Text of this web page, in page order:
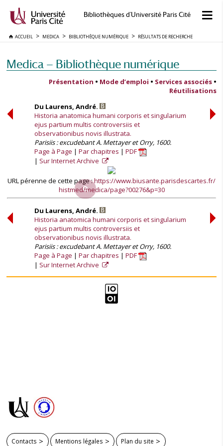
Bibliothèques d'Université Paris Cité
ACCUEIL MEDICA BIBLIOTHÈQUE NUMÉRIQUE RÉSULTATS DE RECHERCHE
Medica — Bibliothèque numérique
Présentation • Mode d’emploi • Services associés •
Réutilisations
Du Laurens, André.
Historia anatomica humani corporis et singularium
ejus partium multis controversiis et
observationibus novis illustrata.
Parisiis : excudebant A. Mettayer et Orry, 1600.
Page à Page
Par chapitres
PDF
Sur Internet Archive
URL pérenne de cette page :https://www.biusante.parisdescartes.fr/
histmed/medica/page?00276&p=30
Du Laurens, André.
Historia anatomica humani corporis et singularium
ejus partium multis controversiis et
observationibus novis illustrata.
Parisiis : excudebant A. Mettayer et Orry, 1600.
Page à Page
Par chapitres
PDF
Sur Internet Archive
Contacts Mentions légales Plan du site